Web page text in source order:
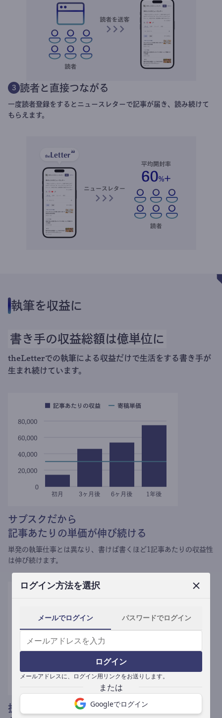
ログイン方法を選択
メールでログイン パスワードでログイン
ログイン
メールアドレスに、ログイン用リンクをお送りします。
Googleでログイン
3 読者と直接つながる
一度読者登録をするとニュースレターで記事が届き、読み続けて
もらえます。
執筆を収益に
書き手の収益総額は億単位に
theLetterでの執筆による収益だけで生活をする書き手が
生まれ続けています。
サブスクだから
記事あたりの単価が伸び続ける
単発の執筆仕事とは異なり、 書けば書くほど1記事あたりの収益性
は伸び続けます。
提携媒体による記事買い取りで